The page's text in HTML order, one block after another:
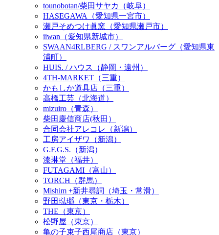
tounobotan/柴田サヤカ（岐阜）
HASEGAWA（愛知県一宮市）
瀬戸そめつけ眞窯（愛知県瀬戸市）
iiwan（愛知県新城市）
SWAAN4RLBERG / スワンアルバーグ（愛知県東
浦町）
HUIS. / ハウス（静岡・遠州）
4TH-MARKET（三重）
かもしか道具店（三重）
高橋工芸（北海道）
mizuiro（青森）
柴田慶信商店(秋田）
合同会社アレコレ（新潟）
工房アイザワ（新潟）
G.F.G.S.（新潟）
漆琳堂（福井）
FUTAGAMI（富山）
TORCH（群馬）
Mishim +新井尋詞（埼玉・常滑）
野田琺瑯（東京・栃木）
THE（東京）
松野屋（東京）
亀の子束子西尾商店（東京）